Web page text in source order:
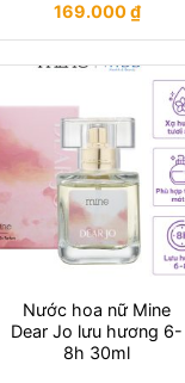
169.000₫
Nước hoa nữ Mine
Dear Jo lưu hương 6-
8h 30ml